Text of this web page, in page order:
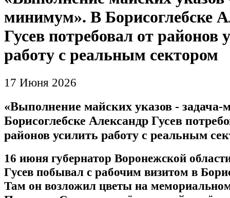
минимум». В Борисоглебске
Гусев потребовал от районов
работу с реальным сектором
17 Июня 2026
«Выполнение майских указов -
Борисоглебске Александр Гусев
районов усилить работу с реальным
16 июня губернатор Воронежской
Гусев побывал с рабочим визитом в
Там он возложил цветы на